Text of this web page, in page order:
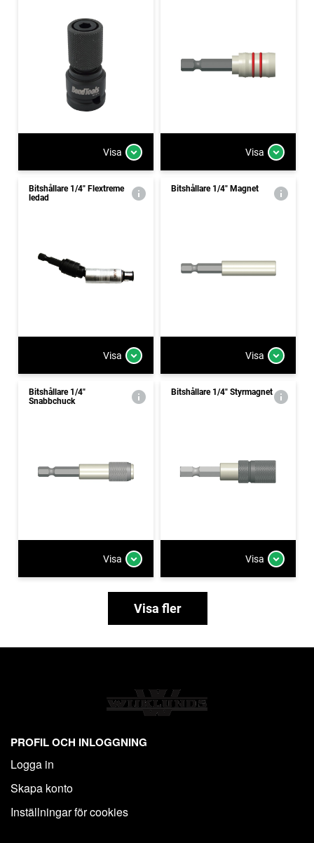
Visa Visa
Bitshållare 1/4" Flextreme
ledad
Visa
Bitshållare 1/4" Magnet
Visa
Bitshållare 1/4"
Snabbchuck
Visa
Bitshållare 1/4" Styrmagnet
Visa
Visa fler
PROFIL OCH INLOGGNING
Logga in
Skapa konto
Inställningar för cookies